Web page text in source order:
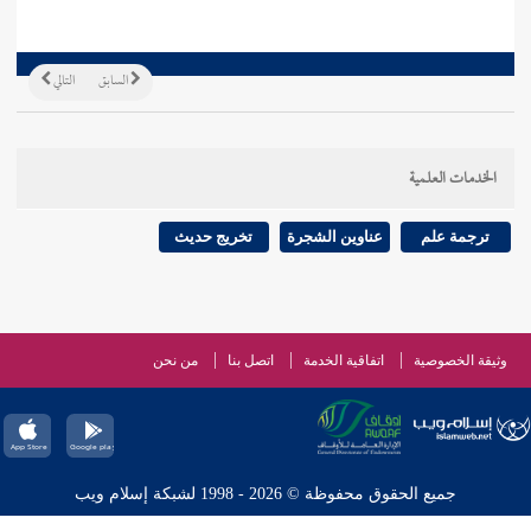
التالي السابق
الخدمات العلمية
ترجمة علم عناوين الشجرة تخريج حديث
وثيقة الخصوصية اتفاقية الخدمة اتصل بنا من نحن
جميع الحقوق محفوظة © 2026 - 1998 لشبكة إسلام ويب